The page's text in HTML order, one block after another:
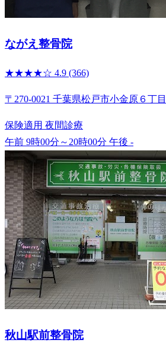
ながえ整骨院
★★★★☆ 4.9 (366)
〒270-0021 千葉県松戸市小金原６丁
保険適用 夜間診療
午前 9時00分～20時00分 午後 -
秋山駅前整骨院